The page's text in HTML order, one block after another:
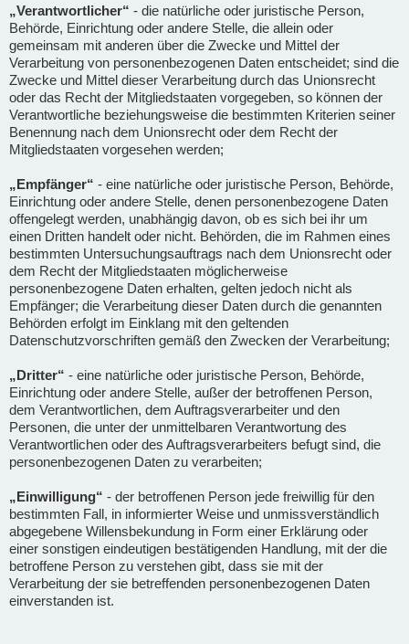
„Verantwortlicher“ - die natürliche oder juristische Person,
Behörde, Einrichtung oder andere Stelle, die allein oder
gemeinsam mit anderen über die Zwecke und Mittel der
Verarbeitung von personenbezogenen Daten entscheidet; sind die
Zwecke und Mittel dieser Verarbeitung durch das Unionsrecht
oder das Recht der Mitgliedstaaten vorgegeben, so können der
Verantwortliche beziehungsweise die bestimmten Kriterien seiner
Benennung nach dem Unionsrecht oder dem Recht der
Mitgliedstaaten vorgesehen werden;
„Empfänger“ - eine natürliche oder juristische Person, Behörde,
Einrichtung oder andere Stelle, denen personenbezogene Daten
offengelegt werden, unabhängig davon, ob es sich bei ihr um
einen Dritten handelt oder nicht. Behörden, die im Rahmen eines
bestimmten Untersuchungsauftrags nach dem Unionsrecht oder
dem Recht der Mitgliedstaaten möglicherweise
personenbezogene Daten erhalten, gelten jedoch nicht als
Empfänger; die Verarbeitung dieser Daten durch die genannten
Behörden erfolgt im Einklang mit den geltenden
Datenschutzvorschriften gemäß den Zwecken der Verarbeitung;
„Dritter“ - eine natürliche oder juristische Person, Behörde,
Einrichtung oder andere Stelle, außer der betroffenen Person,
dem Verantwortlichen, dem Auftragsverarbeiter und den
Personen, die unter der unmittelbaren Verantwortung des
Verantwortlichen oder des Auftragsverarbeiters befugt sind, die
personenbezogenen Daten zu verarbeiten;
„Einwilligung“ - der betroffenen Person jede freiwillig für den
bestimmten Fall, in informierter Weise und unmissverständlich
abgegebene Willensbekundung in Form einer Erklärung oder
einer sonstigen eindeutigen bestätigenden Handlung, mit der die
betroffene Person zu verstehen gibt, dass sie mit der
Verarbeitung der sie betreffenden personenbezogenen Daten
einverstanden ist.